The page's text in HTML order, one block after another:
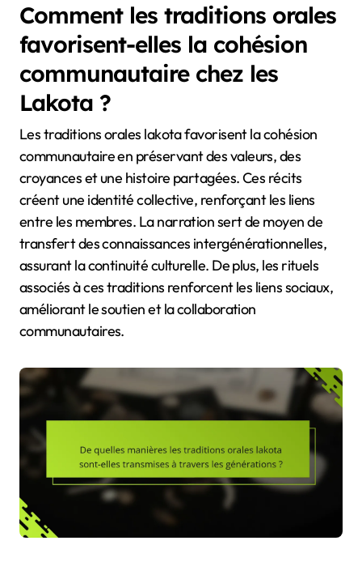
Comment les traditions orales
favorisent-elles la cohésion
communautaire chez les
Lakota ?
Les traditions orales lakota favorisent la cohésion
communautaire en préservant des valeurs, des
croyances et une histoire partagées. Ces récits
créent une identité collective, renforçant les liens
entre les membres. La narration sert de moyen de
transfert des connaissances intergénérationnelles,
assurant la continuité culturelle. De plus, les rituels
associés à ces traditions renforcent les liens sociaux,
améliorant le soutien et la collaboration
communautaires.